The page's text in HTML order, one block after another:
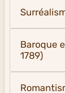
Baroque
1789)